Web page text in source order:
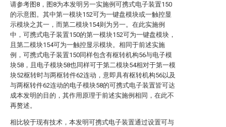
请参考图8，图8为本发明另一实施例可携式电子装置150
的示意图。其中第一模块152可为一键盘模块或一触控显
示模块之其一，而第二模块154则为另一。在此实施例
中，可携式电子装置150的第一模块152可为一键盘模块，
且第二模块154可为一触控显示模块。相同于前述实施
例，可携式电子装置150同样包含有枢转机构56与电子模
块58，且电子模块58也同样可于第二模块54相对于第一模
块52枢转时与两枢转件62连动，意即具有枢转机构56以及
与两枢转件62连动的电子模块58的可携式电子装置皆可达
成本发明的目的，其作用原理于前述实施例相同，在此不
再赘述。
相比较于现有技术，本发明可携式电子装置通过设置可与